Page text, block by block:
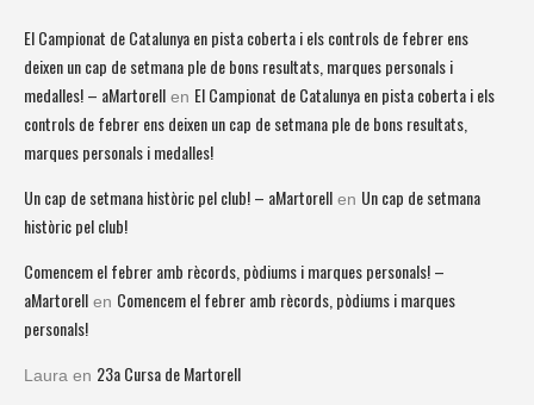
El Campionat de Catalunya en pista coberta i els controls de febrer ens
deixen un cap de setmana ple de bons resultats, marques personals i
medalles! – aMartorell en El Campionat de Catalunya en pista coberta i els
controls de febrer ens deixen un cap de setmana ple de bons resultats,
marques personals i medalles!
Un cap de setmana històric pel club! – aMartorell en Un cap de setmana
històric pel club!
Comencem el febrer amb rècords, pòdiums i marques personals! –
aMartorell en Comencem el febrer amb rècords, pòdiums i marques
personals!
Laura en 23a Cursa de Martorell